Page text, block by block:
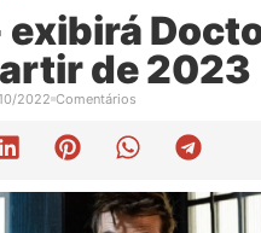
exibirá
de 2023
2022 Comentários